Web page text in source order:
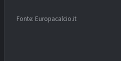
Fonte: Europacalcio.it